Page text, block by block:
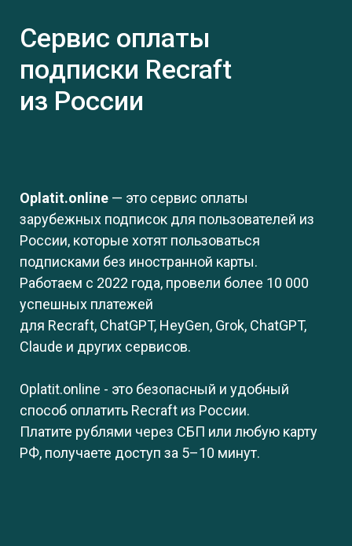
Сервис оплаты
подписки Recraft
из России
Oplatit.online — это сервис оплаты
зарубежных подписок для пользователей из
России, которые хотят пользоваться
подписками без иностранной карты.
Работаем с 2022 года, провели более 10 000
успешных платежей
для Recraft, ChatGPT, HeyGen, Grok, ChatGPT,
Claude и других сервисов.
Oplatit.online - это безопасный и удобный
способ оплатить Recraft из России.
Платите рублями через СБП или любую карту
РФ, получаете доступ за 5–10 минут.